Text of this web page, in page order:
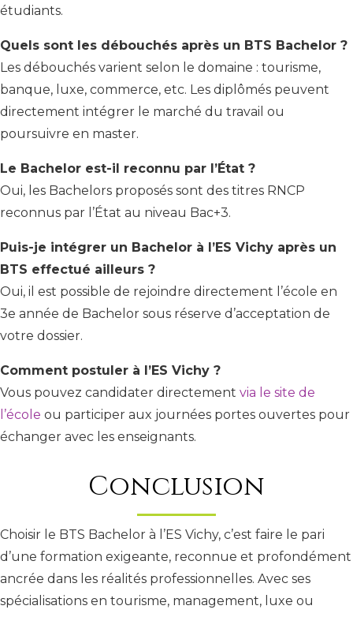
étudiants.
Quels sont les débouchés après un BTS Bachelor ?
Les débouchés varient selon le domaine : tourisme,
banque, luxe, commerce, etc. Les diplômés peuvent
directement intégrer le marché du travail ou
poursuivre en master.
Le Bachelor est-il reconnu par l’État ?
Oui, les Bachelors proposés sont des titres RNCP
reconnus par l’État au niveau Bac+3.
Puis-je intégrer un Bachelor à l’ES Vichy après un
BTS effectué ailleurs ?
Oui, il est possible de rejoindre directement l’école en
3e année de Bachelor sous réserve d’acceptation de
votre dossier.
Comment postuler à l’ES Vichy ?
Vous pouvez candidater directement via le site de
l’école ou participer aux journées portes ouvertes pour
échanger avec les enseignants.
Conclusion
Choisir le BTS Bachelor à l’ES Vichy, c’est faire le pari
d’une formation exigeante, reconnue et profondément
ancrée dans les réalités professionnelles. Avec ses
spécialisations en tourisme, management, luxe ou